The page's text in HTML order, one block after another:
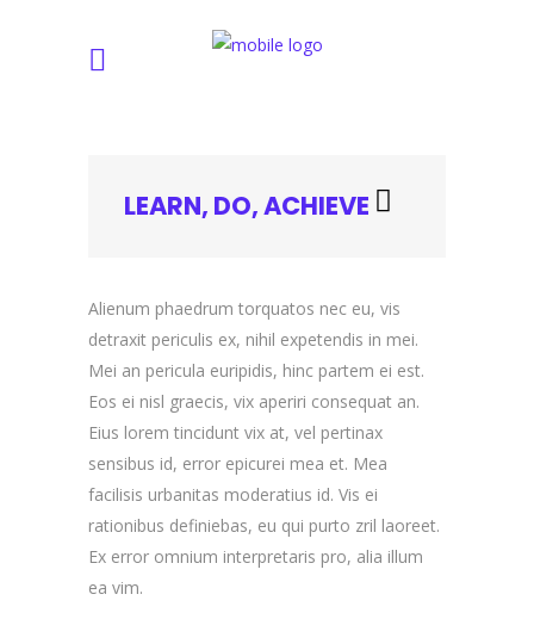
LEARN, DO, ACHIEVE
Alienum phaedrum torquatos nec eu, vis
detraxit periculis ex, nihil expetendis in mei.
Mei an pericula euripidis, hinc partem ei est.
Eos ei nisl graecis, vix aperiri consequat an.
Eius lorem tincidunt vix at, vel pertinax
sensibus id, error epicurei mea et. Mea
facilisis urbanitas moderatius id. Vis ei
rationibus definiebas, eu qui purto zril laoreet.
Ex error omnium interpretaris pro, alia illum
ea vim.